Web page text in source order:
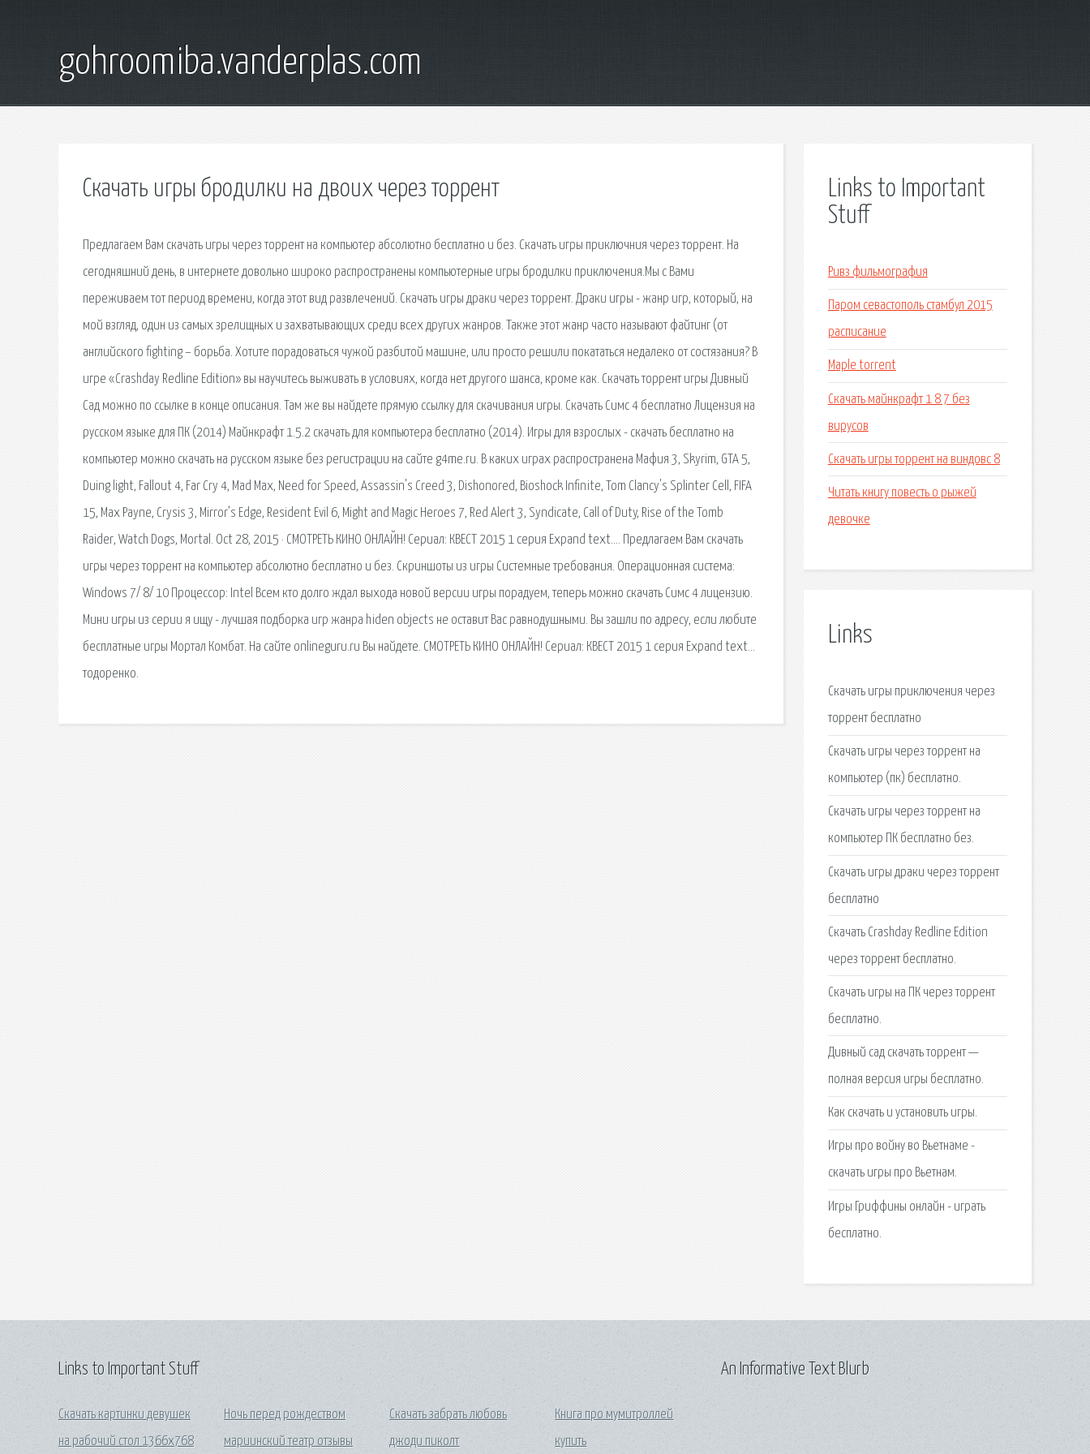
gohroomiba.vanderplas.com
Скачать игры бродилки на двоих через торрент
Предлагаем Вам скачать игры через торрент на компьютер абсолютно бесплатно и без. Скачать игры приключния через торрент. На
сегодняшний день, в интернете довольно широко распространены компьютерные игры бродилки приключения.Мы с Вами
переживаем тот период времени, когда этот вид развлечений. Скачать игры драки через торрент. Драки игры - жанр игр, который, на
мой взгляд, один из самых зрелищных и захватывающих среди всех других жанров. Также этот жанр часто называют файтинг (от
английского fighting – борьба. Хотите порадоваться чужой разбитой машине, или просто решили покататься недалеко от состязания? В
игре «Crashday Redline Edition» вы научитесь выживать в условиях, когда нет другого шанса, кроме как. Скачать торрент игры Дивный
Сад можно по ссылке в конце описания. Там же вы найдете прямую ссылку для скачивания игры. Скачать Симс 4 бесплатно Лицензия на
русском языке для ПК (2014) Майнкрафт 1.5.2 скачать для компьютера бесплатно (2014). Игры для взрослых - скачать бесплатно на
компьютер можно скачать на русском языке без регистрации на сайте g4me.ru. В каких играх распространена Мафия 3, Skyrim, GTA 5,
Duing light, Fallout 4, Far Cry 4, Mad Max, Need for Speed, Assassin's Creed 3, Dishonored, Bioshock Infinite, Tom Clancy's Splinter Cell, FIFA
15, Max Payne, Crysis 3, Mirror’s Edge, Resident Evil 6, Might and Magic Heroes 7, Red Alert 3, Syndicate, Call of Duty, Rise of the Tomb
Raider, Watch Dogs, Mortal. Oct 28, 2015 · СМОТРЕТЬ КИНО ОНЛАЙН! Сериал: КВЕСТ 2015 1 серия Expand text…. Предлагаем Вам скачать
игры через торрент на компьютер абсолютно бесплатно и без. Скриншоты из игры Системные требования. Операционная система:
Windows 7/ 8/ 10 Процессор: Intel Всем кто долго ждал выхода новой версии игры порадуем, теперь можно скачать Симс 4 лицензию.
Мини игры из серии я ищу - лучшая подборка игр жанра hiden objects не оставит Вас равнодушными. Вы зашли по адресу, если любите
бесплатные игры Мортал Комбат. На сайте onlineguru.ru Вы найдете. СМОТРЕТЬ КИНО ОНЛАЙН! Сериал: КВЕСТ 2015 1 серия Expand text…
тодоренко.
Links to Important
Stuff
Ривз фильмография
Паром севастополь стамбул 2015
расписание
Maple torrent
Скачать майнкрафт 1 8 7 без
вирусов
Скачать игры торрент на виндовс 8
Читать книгу повесть о рыжей
девочке
Links
Скачать игры приключения через
торрент бесплатно
Скачать игры через торрент на
компьютер (пк) бесплатно.
Скачать игры через торрент на
компьютер ПК бесплатно без.
Скачать игры драки через торрент
бесплатно
Скачать Crashday Redline Edition
через торрент бесплатно.
Cкачать игры на ПК через торрент
бесплатно.
Дивный сад скачать торрент —
полная версия игры бесплатно.
Как скачать и установить игры.
Игры про войну во Вьетнаме -
скачать игры про Вьетнам.
Игры Гриффины онлайн - играть
бесплатно.
Links to Important Stuff
Скачать картинки девушек
на рабочий стол 1366х768
Ночь перед рождеством
мариинский театр отзывы
Скачать забрать любовь
джоди пиколт
Книга про мумитроллей
купить
An Informative Text Blurb